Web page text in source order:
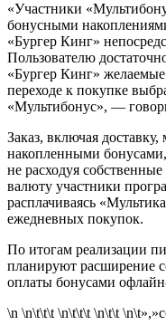
«Участники
бонусными
«Бургер Кинг»
Пользователю
«Бургер Кинг»
переходе к покупке
«Мультибонус», —
Заказ, включая
накопленными
не расходуя
валюту участники
расплачиваясь
ежедневных покупок.
По итогам реализации
планируют расширение
оплаты бонусами
\n \n\t\t\t \n\t\t\t \n\t\t